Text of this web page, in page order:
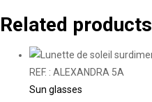
Related products
Sun glasses